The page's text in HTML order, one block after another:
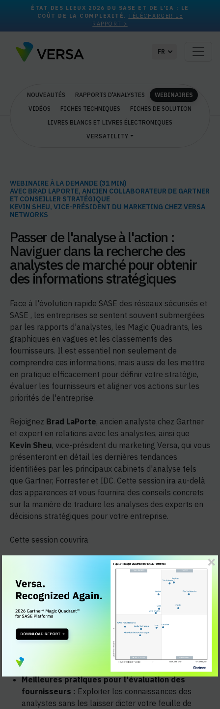
ÉTAT DES LIEUX 2026 DU SASE ET DE L'IA : LE
COÛT DE LA COMPLEXITÉ. TÉLÉCHARGER LE
RAPPORT >
FR
NOUVEAUTÉS RAPPORTS D'ANALYSTES
WEBINAIRES
VIDÉOS
FICHES TECHNIQUES
FICHES DE SOLUTION
LIVRES BLANCS ET LIVRES ÉLECTRONIQUES
VERSATILITY
WEBINAIRE À LA DEMANDE (31 MIN)
AVEC BRAD LAPORTE, ANCIEN COLLABORATEUR DE GARTNER
ET CONSEILLER STRATÉGIQUE
KEVIN SHEU, VICE-PRÉSIDENT DU MARKETING CHEZ VERSA
NETWORKS
Passer de l'analyse à l'action :
Naviguer dans la recherche des
analystes de marché pour obtenir
des informations stratégiques
Face à l'évolution rapide SASE des réseaux sécurisés et
SASE , les entreprises se sentent souvent submergées
par les rapports d'analystes, les Magic Quadrants, les
graphiques en vagues et les classements des
fournisseurs. Il est essentiel non seulement de
comprendre ces informations, mais aussi de les mettre
en pratique efficacement pour définir votre stratégie,
évaluer les fournisseurs et aligner vos actions sur les
priorités de l'entreprise.
Rejoignez Brad LaPorte, ancien analyste chez Gartner
et expert en relations avec les analystes, ainsi que
Kevin Sheu, vice-président du marketing Versa, qui vous
présenteront en détail les dernières tendances
identifiées par les principaux cabinets d'analyse tels
que Gartner, Forrester et IDC. Cette session ira au-delà
des apparences et vous fournira des conseils concrets
sur la manière de traduire les analyses des experts en
décisions stratégiques pour votre entreprise.
Cette session couvrira
Décoder la recherche des analystes :
Comprendre ce que les évaluations des fournisseurs,
les Magic Quadrants et les Waves révèlent sur la
maturité des produits, les capacités des plates-
formes et le positionnement des fournisseurs.
Naviguer dans les priorités de l'entreprise :
Comment les tendances changeantes en matière de
SASE, SD-WAN et SSE unifiés reflètent l'évolution
des besoins des entreprises.
Meilleures pratiques pour l'évaluation des
fournisseurs : Exploiter les connaissances des
analystes sans les laisser dicter votre feuille de